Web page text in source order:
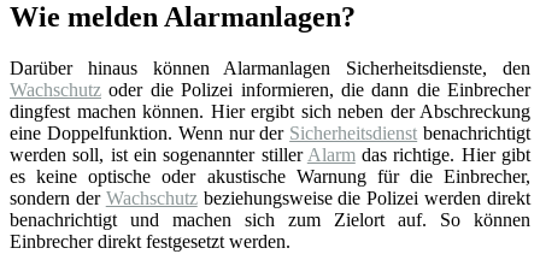
Wie melden Alarmanlagen?
Darüber hinaus können Alarmanlagen Sicherheitsdienste, den
Wachschutz oder die Polizei informieren, die dann die Einbrecher
dingfest machen können. Hier ergibt sich neben der Abschreckung
eine Doppelfunktion. Wenn nur der Sicherheitsdienst benachrichtigt
werden soll, ist ein sogenannter stiller Alarmdas richtige. Hier gibt
es keine optische oder akustische Warnung für die Einbrecher,
sondern der Wachschutzbeziehungsweise die Polizei werden direkt
benachrichtigt und machen sich zum Zielort auf. So können
Einbrecher direkt festgesetzt werden.